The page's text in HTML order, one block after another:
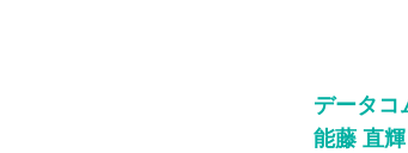
データ
能藤 直輝